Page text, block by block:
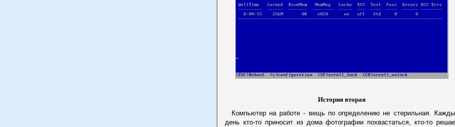
История вторая
Компьютер на работе - вещь по определению не стерильная.
день кто-то приносит из дома фотографии похвастаться, кто-то